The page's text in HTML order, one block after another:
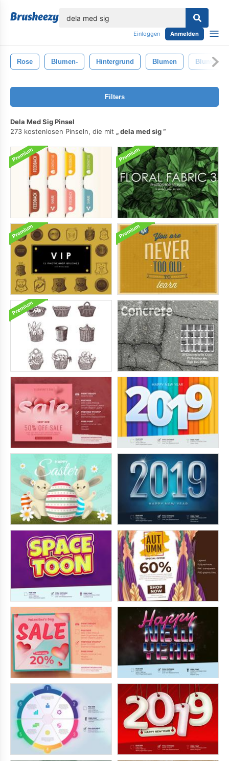
Einloggen Anmelden
Rose Blumen- Hintergrund Blumen Blume
Filters
Dela Med Sig Pinsel
273 kostenlosen Pinseln, die mit
dela med sig